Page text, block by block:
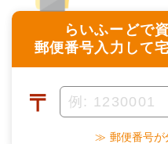
らいふーどで
郵便番号入力して
〒
≫ 郵便番号が